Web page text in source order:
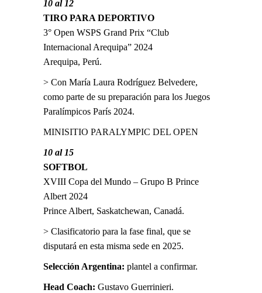
10 al 12
TIRO PARA DEPORTIVO
3° Open WSPS Grand Prix “Club
Internacional Arequipa” 2024
Arequipa, Perú.
> Con María Laura Rodríguez Belvedere,
como parte de su preparación para los Juegos
Paralímpicos París 2024.
MINISITIO PARALYMPIC DEL OPEN
10 al 15
SOFTBOL
XVIII Copa del Mundo – Grupo B Prince
Albert 2024
Prince Albert, Saskatchewan, Canadá.
> Clasificatorio para la fase final, que se
disputará en esta misma sede en 2025.
Selección Argentina: plantel a confirmar.
Head Coach: Gustavo Guerrinieri.